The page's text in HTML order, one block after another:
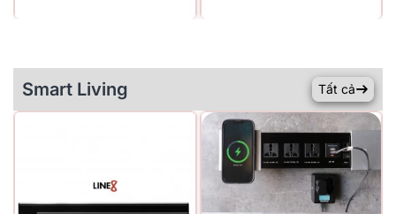
Smart Living Tất cả